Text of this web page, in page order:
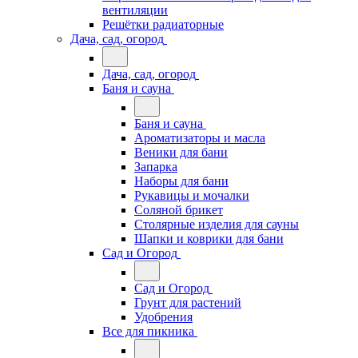
вентиляции
Решётки радиаторные
Дача, сад, огород
Дача, сад, огород
Баня и сауна
Баня и сауна
Ароматизаторы и масла
Веники для бани
Запарка
Наборы для бани
Рукавицы и мочалки
Соляной брикет
Столярные изделия для сауны
Шапки и коврики для бани
Сад и Огород
Сад и Огород
Грунт для растений
Удобрения
Все для пикника